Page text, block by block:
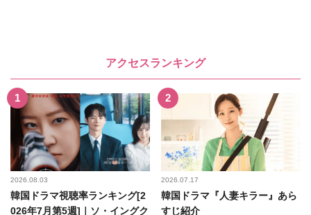
アクセスランキング
2026.08.03
韓国ドラマ視聴率ランキング[2
026年7月第5週]｜ソ・イングク
2026.07.17
韓国ドラマ『人妻キラー』あら
すじ紹介